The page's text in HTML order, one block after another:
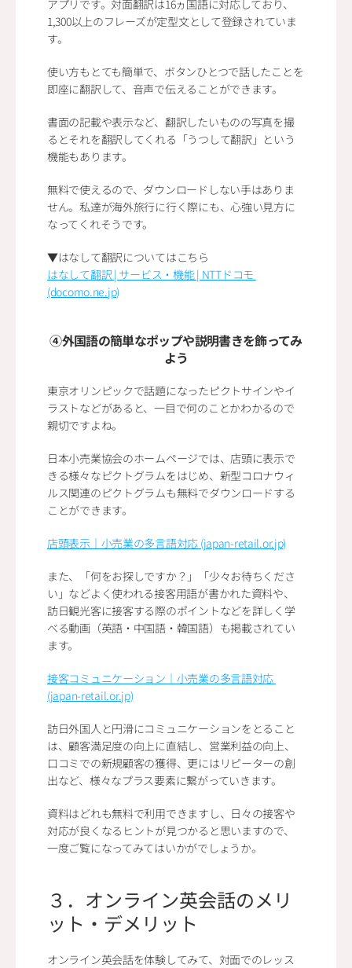
アプリです。対面翻訳は16ヵ国語に対応しており、
1,300以上のフレーズが定型文として登録されていま
す。
使い方もとても簡単で、ボタンひとつで話したことを
即座に翻訳して、音声で伝えることができます。
書面の記載や表示など、翻訳したいものの写真を撮
るとそれを翻訳してくれる「うつして翻訳」という
機能もあります。
無料で使えるので、ダウンロードしない手はありま
せん。私達が海外旅行に行く際にも、心強い見方に
なってくれそうです。
▼はなして翻訳についてはこちら
はなして翻訳 | サービス・機能 | NTTドコモ
(docomo.ne.jp)
④外国語の簡単なポップや説明書きを飾ってみ
よう
東京オリンピックで話題になったピクトサインやイ
ラストなどがあると、一目で何のことかわかるので
親切ですよね。
日本小売業協会のホームページでは、店頭に表示で
きる様々なピクトグラムをはじめ、新型コロナウィ
ルス関連のピクトグラムも無料でダウンロードする
ことができます。
店頭表示｜小売業の多言語対応 (japan-retail.or.jp)
また、「何をお探しですか？」「少々お待ちくださ
い」などよく使われる接客用語が書かれた資料や、
訪日観光客に接客する際のポイントなどを詳しく学
べる動画（英語・中国語・韓国語）も掲載されてい
ます。
接客コミュニケーション｜小売業の多言語対応
(japan-retail.or.jp)
訪日外国人と円滑にコミュニケーションをとること
は、顧客満足度の向上に直結し、営業利益の向上、
口コミでの新規顧客の獲得、更にはリピーターの創
出など、様々なプラス要素に繋がっていきます。
資料はどれも無料で利用できますし、日々の接客や
対応が良くなるヒントが見つかると思いますので、
一度ご覧になってみてはいかがでしょうか。
３．オンライン英会話のメリ
ット・デメリット
オンライン英会話を体験してみて、対面でのレッス